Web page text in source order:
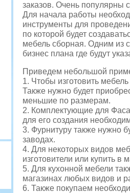
заказов. Очень популярны
Для начала работы
инструменты для
по которой будет
мебель сборная. Одним из
бизнес плана где будут
Приведем небольшой
1. Чтобы изготовить
Также нужно будет
меньшие по размерам.
2. Комплектующие для
для его создания
3. Фурнитуру также нужно
заводах.
4. Для некоторых видов
изготовители или купить в
5. Для кухонной мебели
магазинах любых видов и
6. Также покупаем